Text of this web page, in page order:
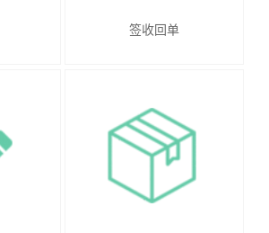
签收回单